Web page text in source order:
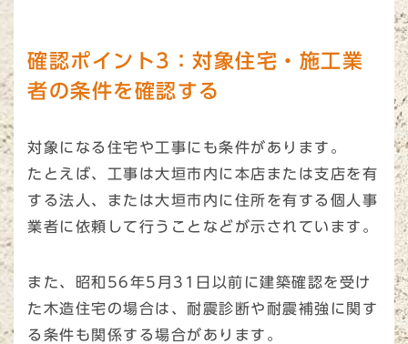
確認ポイント3：対象住宅・施工業
者の条件を確認する
対象になる住宅や工事にも条件があります。
たとえば、工事は大垣市内に本店または支店を有
する法人、または大垣市内に住所を有する個人事
業者に依頼して行うことなどが示されています。
また、昭和56年5月31日以前に建築確認を受け
た木造住宅の場合は、耐震診断や耐震補強に関す
る条件も関係する場合があります。